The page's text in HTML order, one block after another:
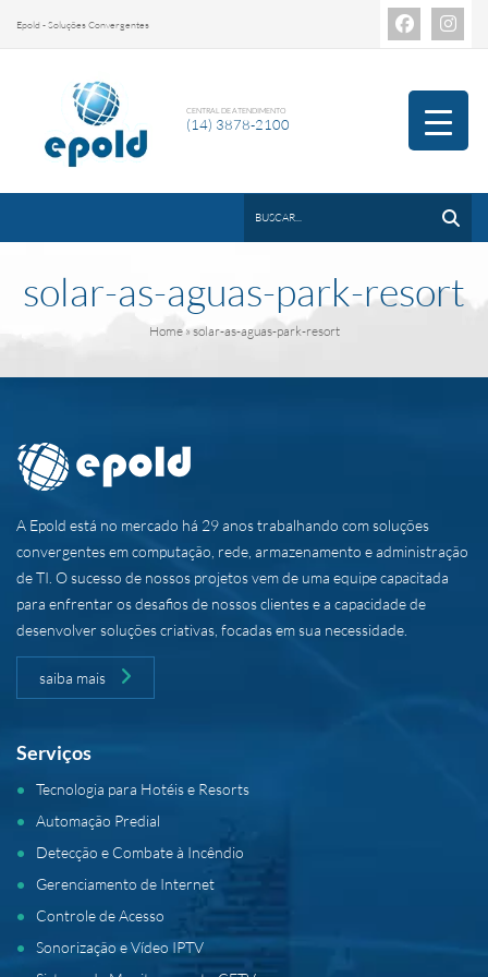
Epold - Soluções Convergentes
CENTRAL DE ATENDIMENTO
(14) 3878-2100
solar-as-aguas-park-resort
Home» solar-as-aguas-park-resort
A Epold está no mercado há 29 anos trabalhando com soluções
convergentes em computação, rede, armazenamento e administração
de TI. O sucesso de nossos projetos vem de uma equipe capacitada
para enfrentar os desafios de nossos clientes e a capacidade de
desenvolver soluções criativas, focadas em sua necessidade.
saiba mais
Serviços
Tecnologia para Hotéis e Resorts
Automação Predial
Detecção e Combate à Incêndio
Gerenciamento de Internet
Controle de Acesso
Sonorização e Vídeo IPTV